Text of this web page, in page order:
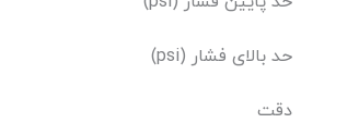
حد بالای فشار (psi)
دقت